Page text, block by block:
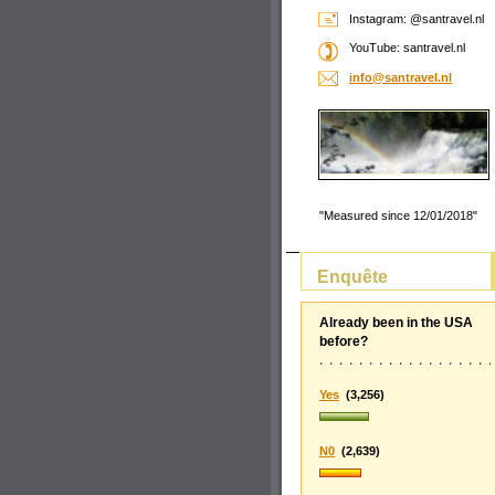
Instagram: @santravel.nl
YouTube: santravel.nl
info@santravel.nl
"Measured since 12/01/2018"
Enquête
Already been in the USA
before?
Yes (3,256)
N0 (2,639)